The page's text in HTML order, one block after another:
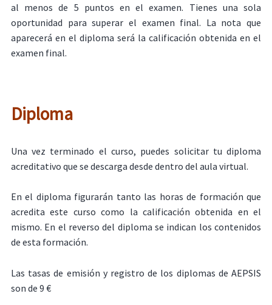
al menos de 5 puntos en el examen. Tienes una sola
oportunidad para superar el examen final. La nota que
aparecerá en el diploma será la calificación obtenida en el
examen final.
Diploma
Una vez terminado el curso, puedes solicitar tu diploma
acreditativo que se descarga desde dentro del aula virtual.
En el diploma figurarán tanto las horas de formación que
acredita este curso como la calificación obtenida en el
mismo. En el reverso del diploma se indican los contenidos
de esta formación.
Las tasas de emisión y registro de los diplomas de AEPSIS
son de 9 €